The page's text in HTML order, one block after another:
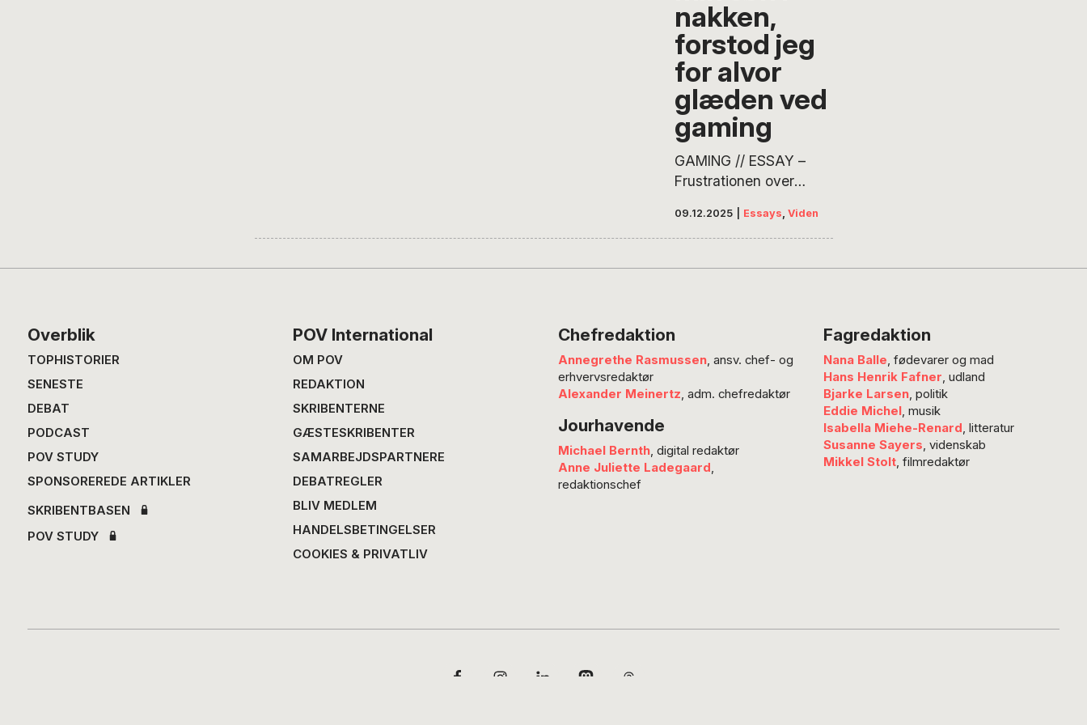
nakken,
forstod jeg
for alvor
glæden ved
gaming
GAMING // ESSAY –
Frustrationen over
mig op. Så begyndte
jeg at spille med min
dette essay, POV
International bringer i
Videnskab.dk. Jeg
husker det tydeligt. Jeg
stod i døren til vores
hjemmekontor og så på
09.12.2025 Essays, Viden
Footer
Overblik
TOPHISTORIER
SENESTE
DEBAT
PODCAST
POV STUDY
SPONSOREREDE ARTIKLER
SKRIBENTBASEN
POV STUDY
POV International
OM POV
REDAKTION
SKRIBENTERNE
GÆSTESKRIBENTER
SAMARBEJDSPARTNERE
DEBATREGLER
BLIV MEDLEM
HANDELSBETINGELSER
COOKIES & PRIVATLIV
Chefredaktion
Annegrethe Rasmussen, ansv. chef- og
erhvervsredaktør
Alexander Meinertz, adm. chefredaktør
Jourhavende
Michael Bernth, digital redaktør
Anne Juliette Ladegaard,
redaktionschef
Fagredaktion
Nana Balle, fødevarer og mad
Hans Henrik Fafner, udland
Bjarke Larsen, politik
Eddie Michel, musik
Isabella Miehe-Renard, litteratur
Susanne Sayers, videnskab
Mikkel Stolt, filmredaktør